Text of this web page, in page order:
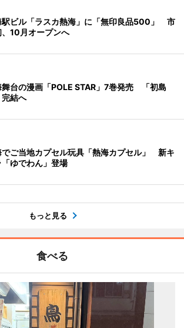
駅ビル「ラスカ熱海」に「無印良品500」 市
、10月オープンへ
舞台の漫画「POLE STAR」7巻発売 「初島
結へ
でご当地カプセル玩具「熱海カプセル」 新キ
「ゆでわん」登場
もっと見る
食べる